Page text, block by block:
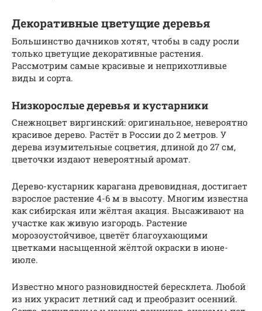
Декоративные цветущие деревья
Большинство дачников хотят, чтобы в саду росли
только цветущие декоративные растения.
Рассмотрим самые красивые и неприхотливые
виды и сорта.
Низкорослые деревья и кустарники
Снежноцвет виргинский: оригинальное, невероятно
красивое дерево. Растёт в России до 2 метров. У
дерева изумительные соцветия, длиной до 27 см,
цветочки издают невероятный аромат.
Дерево-кустарник карагана древовидная, достигает
взрослое растение 4-6 м в высоту. Многим известна
как сибирская или жёлтая акация. Высаживают на
участке как живую изгородь. Растение
морозоустойчивое, цветёт благоухающими
цветками насыщенной жёлтой окраски в июне-
июле.
Известно много разновидностей бересклета. Любой
из них украсит летний сад и преобразит осенний.